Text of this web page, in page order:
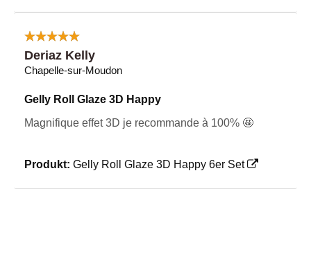
Deriaz Kelly
Chapelle-sur-Moudon
Gelly Roll Glaze 3D Happy
Magnifique effet 3D je recommande à 100% 🤩
Produkt: Gelly Roll Glaze 3D Happy 6er Set